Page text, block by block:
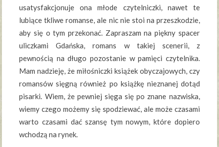
usatysfakcjonuje ona młode czytelniczki, nawet te
lubiące tkliwe romanse, ale nic nie stoi na przeszkodzie,
aby się o tym przekonać. Zapraszam na piękny spacer
uliczkami Gdańska, romans w takiej scenerii, z
pewnością na długo pozostanie w pamięci czytelnika.
Mam nadzieję, że miłośniczki książek obyczajowych, czy
romansów sięgną również po książkę nieznanej dotąd
pisarki. Wiem, że pewniej sięga się po znane nazwiska,
wiemy czego możemy się spodziewać, ale może czasami
warto czasami dać szansę tym nowym, które dopiero
wchodzą na rynek.